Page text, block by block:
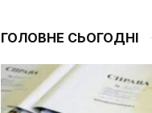
ГОЛОВНЕ СЬОГОДНІ